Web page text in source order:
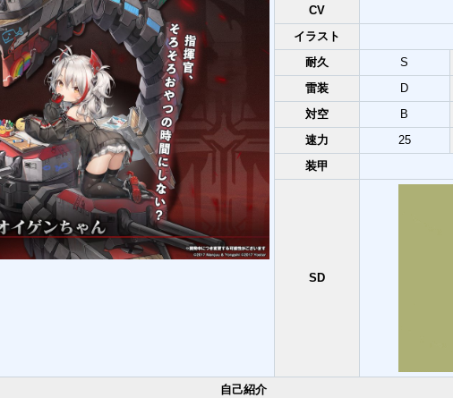
CV
イラスト
耐久
S
雷装
D
対空
B
速力
25
装甲
SD
自己紹介